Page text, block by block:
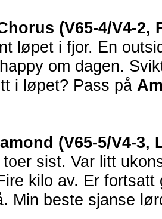
(V65-4/V4-2,
løpet i fjor. En
om dagen.
i løpet? Pass på
(V65-5/V4-3,
toer sist. Var litt
kilo av. Er fortsatt
Min beste sjanse